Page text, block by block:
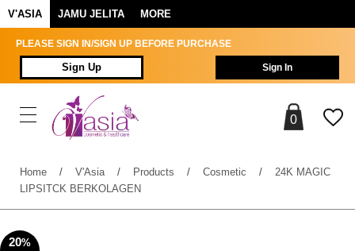
V'ASIA JAMU JELITA MORE
PLEASE SIGN IN/SIGN UP BEFORE PURCHASE
Sign Up Sign In
0
Home / V'Asia / Products / Cosmetic / 24K MAGIC
LIPSITCK BERKOLAGEN
20%